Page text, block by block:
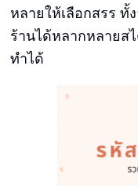
หลายให้เลือกสรร ทั้
ร้านได้หลากหลายส
ทำได้